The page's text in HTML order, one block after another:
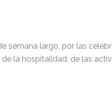
semana largo, por las
la hospitalidad, de las